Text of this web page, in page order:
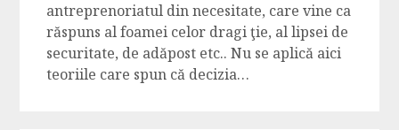
antreprenoriatul din necesitate, care vine ca
răspuns al foamei celor dragi ţie, al lipsei de
securitate, de adăpost etc.. Nu se aplică aici
teoriile care spun că decizia…